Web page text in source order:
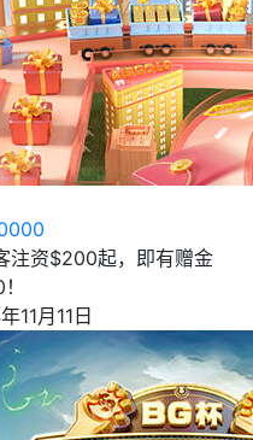
注资$200起，即有赠金
11月11日